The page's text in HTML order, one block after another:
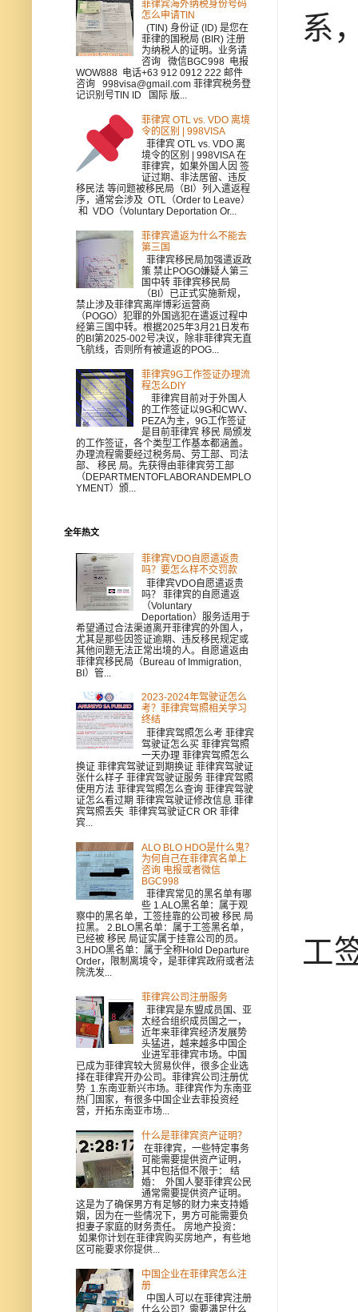
系
工
菲律宾海外纳税身份号码
怎么申请TIN
(TIN) 身份证 (ID) 是您在
菲律的国税局 (BIR) 注册
为纳税人的证明。业务请
咨询 微信BGC998 电报
WOW888 电话+63 912 0912 222 邮件
咨询 998visa@gmail.com 菲律宾税务登
记识别号TIN ID 国际 版...
菲律宾 OTL vs. VDO 离境
令的区别 | 998VISA
菲律宾 OTL vs. VDO 离
境令的区别 | 998VISA 在
菲律宾，如果外国人因 签
证过期、非法居留、违反
移民法 等问题被移民局（BI）列入遣返程
序，通常会涉及 OTL（Order to Leave）
和 VDO（Voluntary Deportation Or...
菲律宾遣返为什么不能去
第三国
菲律宾移民局加强遣返政
策 禁止POGO嫌疑人第三
国中转 菲律宾移民局
（BI）已正式实施新规，
禁止涉及菲律宾离岸博彩运营商
（POGO）犯罪的外国逃犯在遣返过程中
经第三国中转。根据2025年3月21日发布
的BI第2025-002号决议，除非菲律宾无直
飞航线，否则所有被遣返的POG...
菲律宾9G工作签证办理流
程怎么DIY
菲律宾目前对于外国人
的工作签证以9G和CWV、
PEZA为主，9G工作签证
是目前菲律宾 移民 局颁发
的工作签证，各个类型工作基本都涵盖。
办理流程需要经过税务局、劳工部、司法
部、 移民 局。先获得由菲律宾劳工部
（DEPARTMENTOFLABORANDEMPLO
YMENT）颁...
全年热文
菲律宾VDO自愿遣返贵
吗？要怎么样不交罚款
菲律宾VDO自愿遣返贵
吗？ 菲律宾的自愿遣返
（Voluntary
Deportation）服务适用于
希望通过合法渠道离开菲律宾的外国人，
尤其是那些因签证逾期、违反移民规定或
其他问题无法正常出境的人。自愿遣返由
菲律宾移民局（Bureau of Immigration,
BI）管...
2023-2024年驾驶证怎么
考？菲律宾驾照相关学习
终结
菲律宾驾照怎么考 菲律宾
驾驶证怎么买 菲律宾驾照
一天办理 菲律宾驾照怎么
换证 菲律宾驾驶证到期换证 菲律宾驾驶证
张什么样子 菲律宾驾驶证服务 菲律宾驾照
使用方法 菲律宾驾照怎么查询 菲律宾驾驶
证怎么看过期 菲律宾驾驶证修改信息 菲律
宾驾照丢失 菲律宾驾驶证CR OR 菲律
宾...
ALO BLO HDO是什么鬼？
为何自己在菲律宾名单上
咨询 电报或者微信
BGC998
菲律宾常见的黑名单有哪
些 1.ALO黑名单：属于观
察中的黑名单，工签挂靠的公司被 移民 局
拉黑。 2.BLO黑名单：属于工签黑名单，
已经被 移民 局证实属于挂靠公司的员。
3.HDO黑名单：属于全称Hold Departure
Order，限制离境令，是菲律宾政府或者法
院洗发...
菲律宾公司注册服务
菲律宾是东盟成员国、亚
太经合组织成员国之一，
近年来菲律宾经济发展势
头猛进，越来越多中国企
业进军菲律宾市场。中国
已成为菲律宾较大贸易伙伴，很多企业选
择在菲律宾开办公司。菲律宾公司注册优
势 1.东南亚新兴市场。菲律宾作为东南亚
热门国家，有很多中国企业去菲投资经
营，开拓东南亚市场...
什么是菲律宾资产证明？
在菲律宾，一些特定事务
可能需要提供资产证明，
其中包括但不限于： 结
婚： 外国人娶菲律宾公民
通常需要提供资产证明。
这是为了确保男方有足够的财力来支持婚
姻，因为在一些情况下，男方可能需要负
担妻子家庭的财务责任。 房地产投资：
如果你计划在菲律宾购买房地产，有些地
区可能要求你提供...
中国企业在菲律宾怎么注
册
中国人可以在菲律宾注册